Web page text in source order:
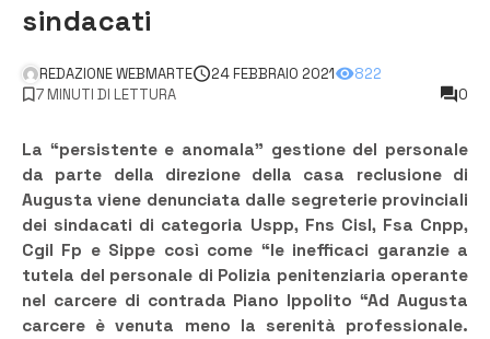
sindacati
REDAZIONE WEBMARTE 24 FEBBRAIO 2021
822
7 MINUTI DI LETTURA
0
La “persistente e anomala” gestione del personale
da parte della direzione della casa reclusione di
Augusta viene denunciata dalle segreterie provinciali
dei sindacati di categoria Uspp, Fns Cisl, Fsa Cnpp,
Cgil Fp e Sippe così come “le inefficaci garanzie a
tutela del personale di Polizia penitenziaria operante
nel carcere di contrada Piano Ippolito “Ad Augusta
carcere è venuta meno la serenità professionale.